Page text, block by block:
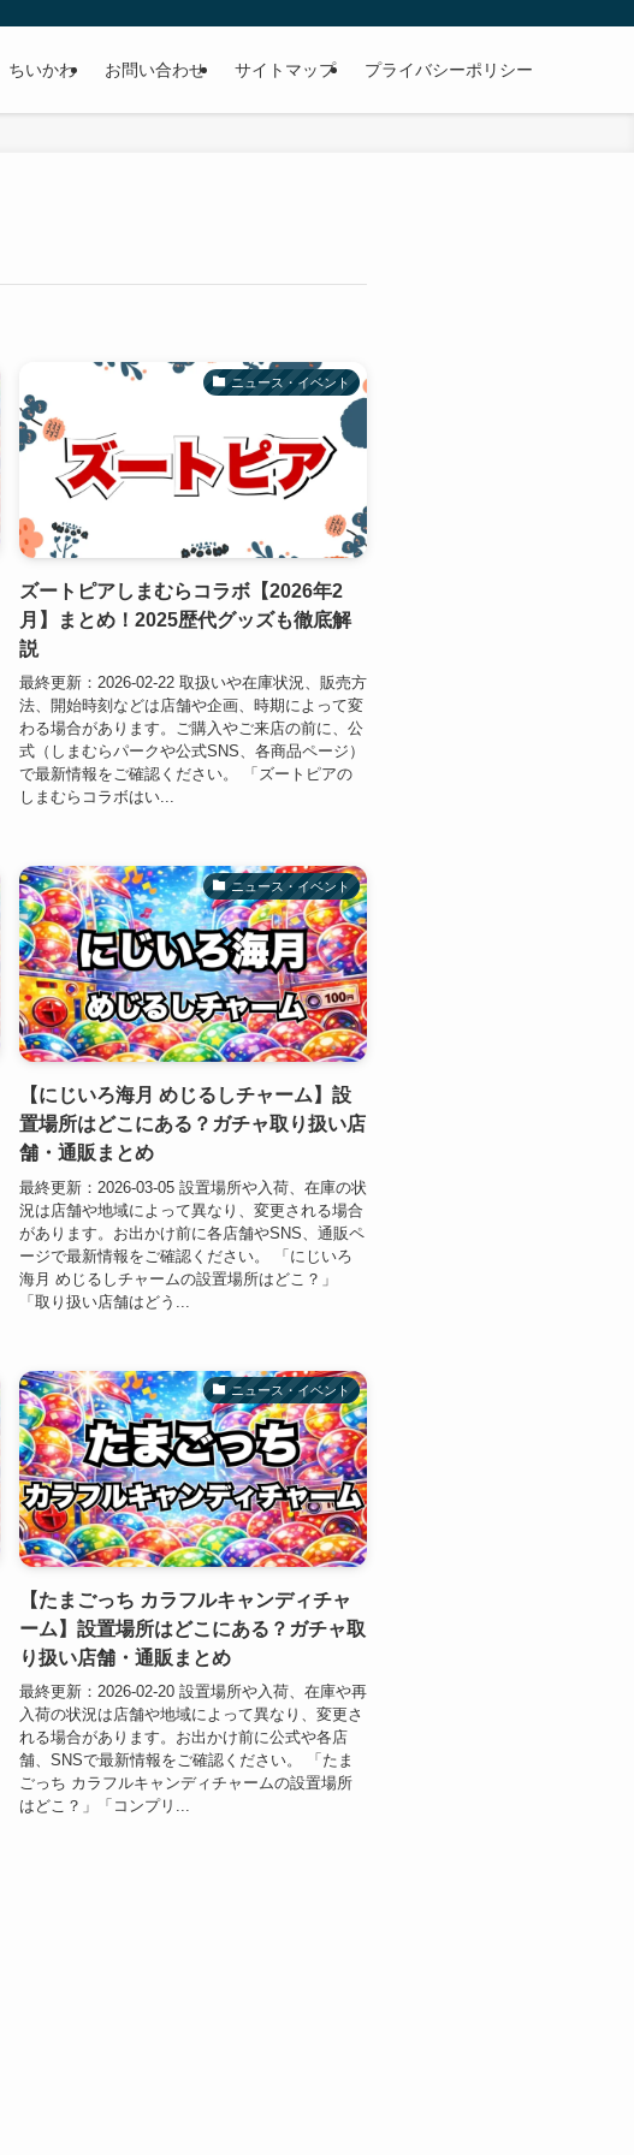
ちいかわ お問い合わせ サイトマップ プライバシーポリシー
ニュース・イベント
ズートピアしまむらコラボ【2026年2
月】まとめ！2025歴代グッズも徹底解
説
最終更新：2026-02-22 取扱いや在庫状況、販売方
法、開始時刻などは店舗や企画、時期によって変
わる場合があります。ご購入やご来店の前に、公
式（しまむらパークや公式SNS、各商品ページ）
で最新情報をご確認ください。 「ズートピアの
しまむらコラボはい...
ニュース・イベント
【にじいろ海月 めじるしチャーム】設
置場所はどこにある？ガチャ取り扱い店
舗・通販まとめ
最終更新：2026-03-05 設置場所や入荷、在庫の状
況は店舗や地域によって異なり、変更される場合
があります。お出かけ前に各店舗やSNS、通販ペ
ージで最新情報をご確認ください。 「にじいろ
海月 めじるしチャームの設置場所はどこ？」
「取り扱い店舗はどう...
ニュース・イベント
【たまごっち カラフルキャンディチャ
ーム】設置場所はどこにある？ガチャ取
り扱い店舗・通販まとめ
最終更新：2026-02-20 設置場所や入荷、在庫や再
入荷の状況は店舗や地域によって異なり、変更さ
れる場合があります。お出かけ前に公式や各店
舗、SNSで最新情報をご確認ください。 「たま
ごっち カラフルキャンディチャームの設置場所
はどこ？」「コンプリ...